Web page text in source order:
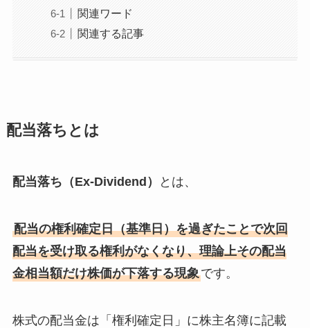
関連ワード
関連する記事
配当落ちとは
配当落ち（Ex-Dividend） とは、
配当の権利確定日（基準日）を過ぎたことで次回
配当を受け取る権利がなくなり、理論上その配当
金相当額だけ株価が下落する現象です。
株式の配当金は「権利確定日」に株主名簿に記載